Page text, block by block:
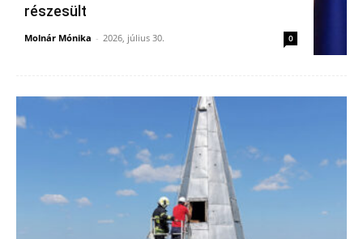
részesült
Molnár Mónika - 2026, július 30. 0